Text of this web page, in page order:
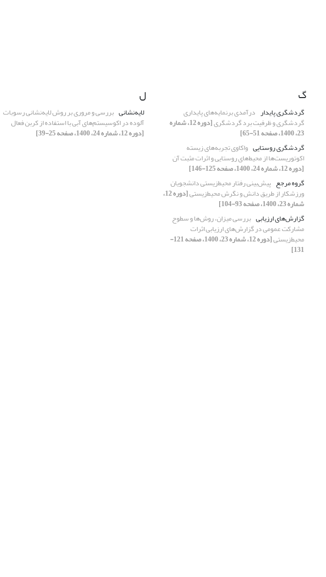
گ
گردشگری پایدار درآمدی برنمایه‌‌های پایداری
گردشگری و ظرفیت برد گردشگری [دوره 12، شماره
23، 1400، صفحه 51-65]
گردشگری روستایی واکاوی تجربه‌های زیسته
اکوتوریست‌‌ها از محیط‌های روستایی و اثرات مثبت آن
[دوره 12، شماره 24، 1400، صفحه 125-146]
گروه مرجع پیش‌‌بینی رفتار محیط‌زیستی دانشجویان
ورزشکار از طریق دانش و نگرش محیط‌زیستی [دوره 12،
شماره 23، 1400، صفحه 93-104]
گزارش‌های ارزیابی بررسی میزان، روش‌ها و سطوح
مشارکت عمومی در گزارش‌های ارزیابی اثرات
محیط‌زیستی [دوره 12، شماره 23، 1400، صفحه 121-
131]
ل
لایه‌نشانی بررسی و مروری بر روش لایه‌نشانی رسوبات
آلوده در اکوسیستم‌های آبی با استفاده از کربن فعال
[دوره 12، شماره 24، 1400، صفحه 25-39]